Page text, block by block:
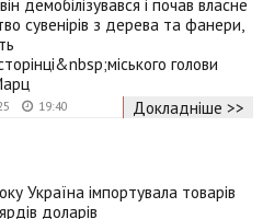
19:40
демобілізувався і почав власне
сувенірів з дерева та фанери,
голови
Докладніше >>